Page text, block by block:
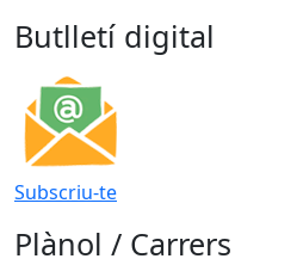
Butlletí digital
Subscriu-te
Plànol / Carrers